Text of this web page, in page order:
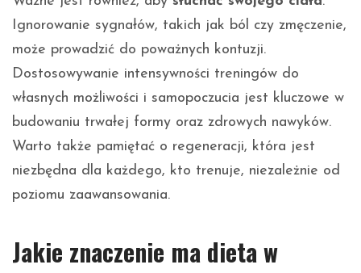
Ignorowanie sygnałów, takich jak ból czy zmęczenie,
może prowadzić do poważnych kontuzji.
Dostosowywanie intensywności treningów do
własnych możliwości i samopoczucia jest kluczowe w
budowaniu trwałej formy oraz zdrowych nawyków.
Warto także pamiętać o regeneracji, która jest
niezbędna dla każdego, kto trenuje, niezależnie od
poziomu zaawansowania.
Jakie znaczenie ma dieta w